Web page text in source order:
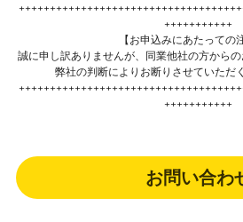
+++++++++++
【お申込みにあたっての
誠に申し訳ありませんが、同業他社の方からの
弊社の判断によりお断りさせていただ
+++++++++++
お問い合わ